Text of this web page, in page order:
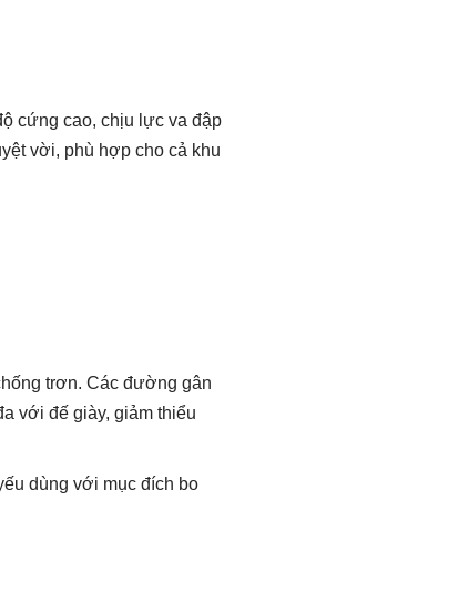
cứng cao, chịu lực va đập
vời, phù hợp cho cả khu
trơn. Các đường gân
với đế giày, giảm thiểu
dùng với mục đích bo